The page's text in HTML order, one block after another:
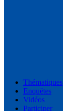
Thématiques
Enquêtes
Vidéos
Participer